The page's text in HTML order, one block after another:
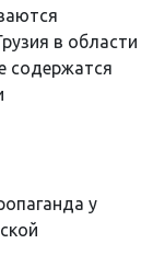
в области
содержатся
у